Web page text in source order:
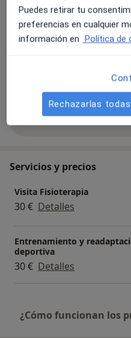
Mostrar
Servicios y precios
Visita Fisioterapia
30 € Detalles
Entrenamiento y
deportiva
30 € Detalles
¿Cómo funcionan los
Puedes retirar tu
preferencias en cualquier
información en Política de
Rechazarlas todas